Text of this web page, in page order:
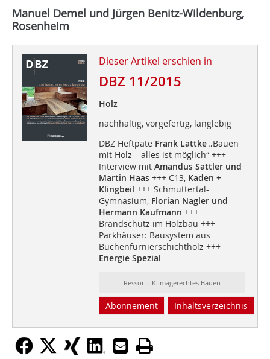
Manuel Demel und Jürgen Benitz-Wildenburg,
Rosenheim
Dieser Artikel erschien in
DBZ 11/2015
Holz
nachhaltig, vorgefertig, langlebig
DBZ Heftpate Frank Lattke„Bauen
mit Holz – alles ist möglich“ +++
Interview mitAmandus Sattler und
Martin Haas+++ C13, Kaden +
Klingbeil +++ Schmuttertal-
Gymnasium, Florian Nagler und
Hermann Kaufmann +++
Brandschutz im Holzbau +++
Parkhäuser: Bausystem aus
Buchenfurnierschichtholz +++
Energie Spezial
Ressort: Klimagerechtes Bauen
Abonnement Inhaltsverzeichnis